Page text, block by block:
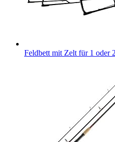
Feldbett mit Zelt für 1 oder